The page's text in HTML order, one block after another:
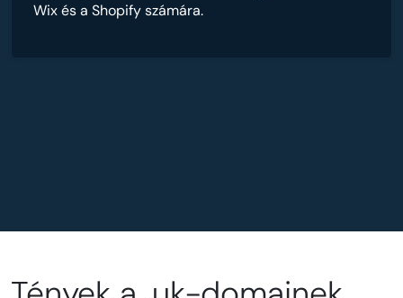
Wix és a Shopify számára.